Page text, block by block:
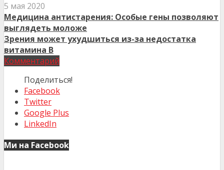
5 мая 2020
Медицина антистарения: Особые гены позволяют
выглядеть моложе
Зрения может ухудшиться из-за недостатка
витамина В
Комментарий
Поделиться!
Facebook
Twitter
Google Plus
LinkedIn
Ми на Facebook